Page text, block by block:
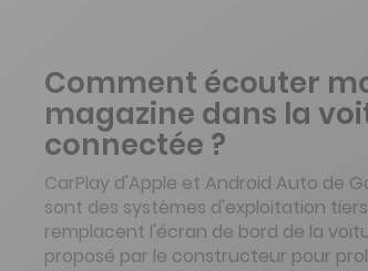
Comment écouter
magazine dans la
connectée ?
CarPlay d'Apple et Android Auto de
sont des systèmes d'exploitation
remplacent l'écran de bord de la
proposé par le constructeur pour